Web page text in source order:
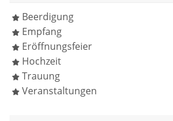
Beerdigung
Empfang
Eröffnungsfeier
Hochzeit
Trauung
Veranstaltungen